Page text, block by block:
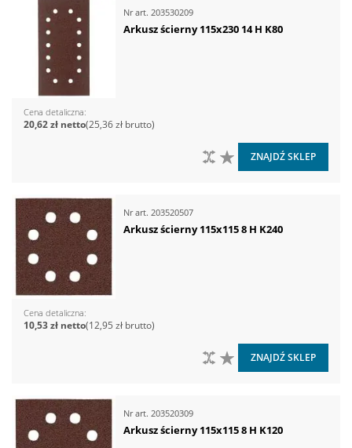
Nr art. 203530209
Arkusz ścierny 115x230 14 H K80
Cena detaliczna
25,36 zł
20,62 zł
DO LISTY ŻYCZEŃ
DO PORÓWNANIA
ZNAJDŹ SKLEP
Nr art. 203520507
Arkusz ścierny 115x115 8 H K240
Cena detaliczna
12,95 zł
10,53 zł
DO LISTY ŻYCZEŃ
DO PORÓWNANIA
ZNAJDŹ SKLEP
Nr art. 203520309
Arkusz ścierny 115x115 8 H K120